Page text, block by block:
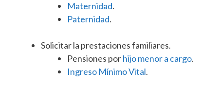
Maternidad.
Paternidad.
Solicitar la prestaciones familiares.
Pensiones porhijo menor a cargo.
Ingreso Mínimo Vital.